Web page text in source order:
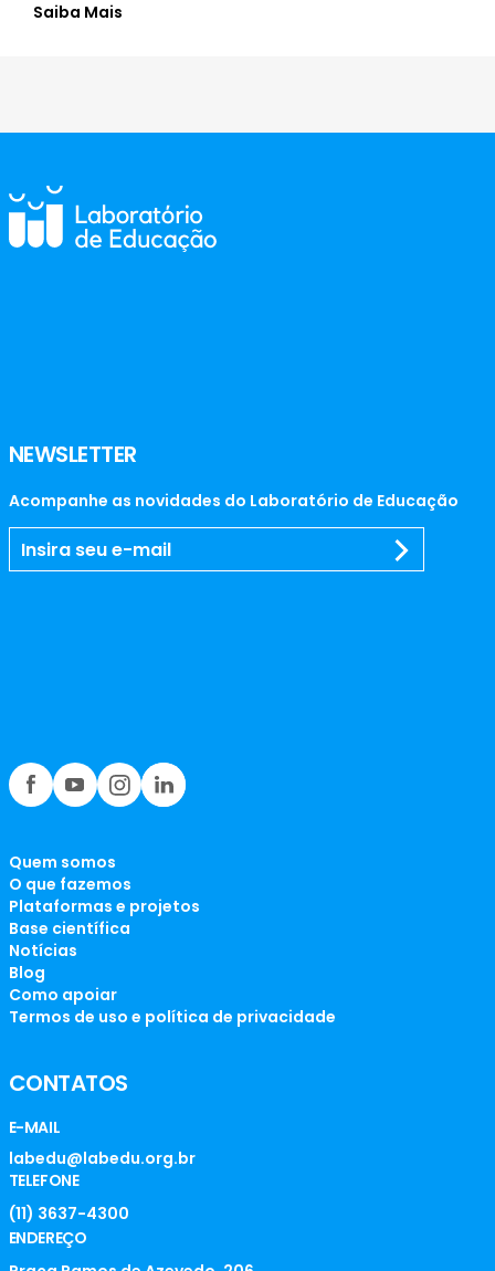
Saiba Mais
NEWSLETTER
Acompanhe as novidades do Laboratório de Educação
Quem somos
O que fazemos
Plataformas e projetos
Base científica
Notícias
Blog
Como apoiar
Termos de uso e política de privacidade
CONTATOS
E-MAIL
labedu@labedu.org.br
TELEFONE
(11) 3637-4300
ENDEREÇO